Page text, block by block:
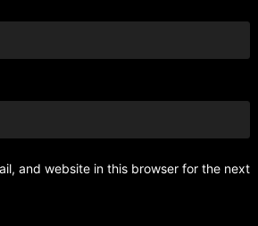
and website in this browser for the next